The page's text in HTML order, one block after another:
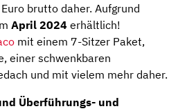
brutto daher. Aufgrund
April 2024 erhältlich!
mit einem 7-Sitzer Paket,
einer schwenkbaren
und mit vielem mehr daher.
Überführungs- und